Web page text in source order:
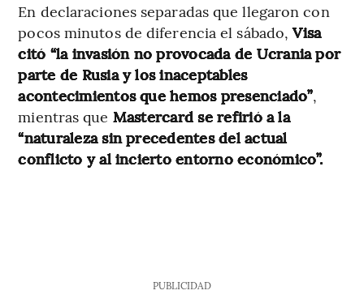
En declaraciones separadas que llegaron con
pocos minutos de diferencia el sábado,Visa
citó “la invasión no provocada de Ucrania por
parte de Rusia y los inaceptables
acontecimientos que hemos presenciado”,
mientras que Mastercard se refirió a la
“naturaleza sin precedentes del actual
conflicto y al incierto entorno económico”.
PUBLICIDAD